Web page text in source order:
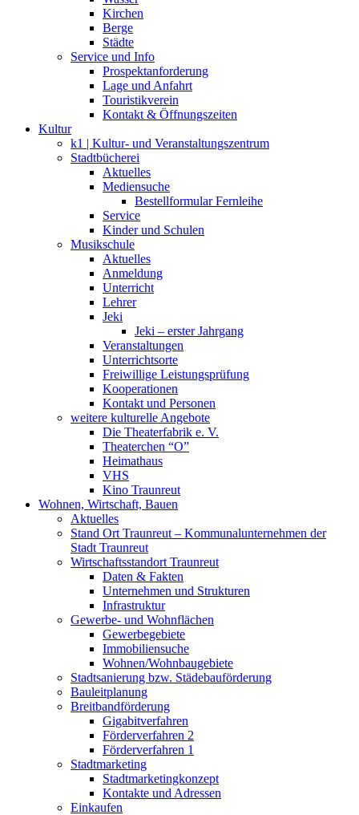
Kirchen
Berge
Städte
Service und Info
Prospektanforderung
Lage und Anfahrt
Touristikverein
Kontakt & Öffnungszeiten
Kultur
k1 | Kultur- und Veranstaltungszentrum
Stadtbücherei
Aktuelles
Mediensuche
Bestellformular Fernleihe
Service
Kinder und Schulen
Musikschule
Aktuelles
Anmeldung
Unterricht
Lehrer
Jeki
Jeki – erster Jahrgang
Veranstaltungen
Unterrichtsorte
Freiwillige Leistungsprüfung
Kooperationen
Kontakt und Personen
weitere kulturelle Angebote
Die Theaterfabrik e. V.
Theaterchen “O”
Heimathaus
VHS
Kino Traunreut
Wohnen, Wirtschaft, Bauen
Aktuelles
Stand Ort Traunreut – Kommunalunternehmen der
Stadt Traunreut
Wirtschaftsstandort Traunreut
Daten & Fakten
Unternehmen und Strukturen
Infrastruktur
Gewerbe- und Wohnflächen
Gewerbegebiete
Immobiliensuche
Wohnen/Wohnbaugebiete
Stadtsanierung bzw. Städebauförderung
Bauleitplanung
Breitbandförderung
Gigabitverfahren
Förderverfahren 2
Förderverfahren 1
Stadtmarketing
Stadtmarketingkonzept
Kontakte und Adressen
Einkaufen